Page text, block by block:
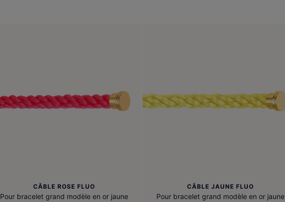
CÂBLE ROSE FLUO
Pour bracelet grand modèle en or jaune
CÂBLE JAUNE FLUO
Pour bracelet grand modèle en or jaune